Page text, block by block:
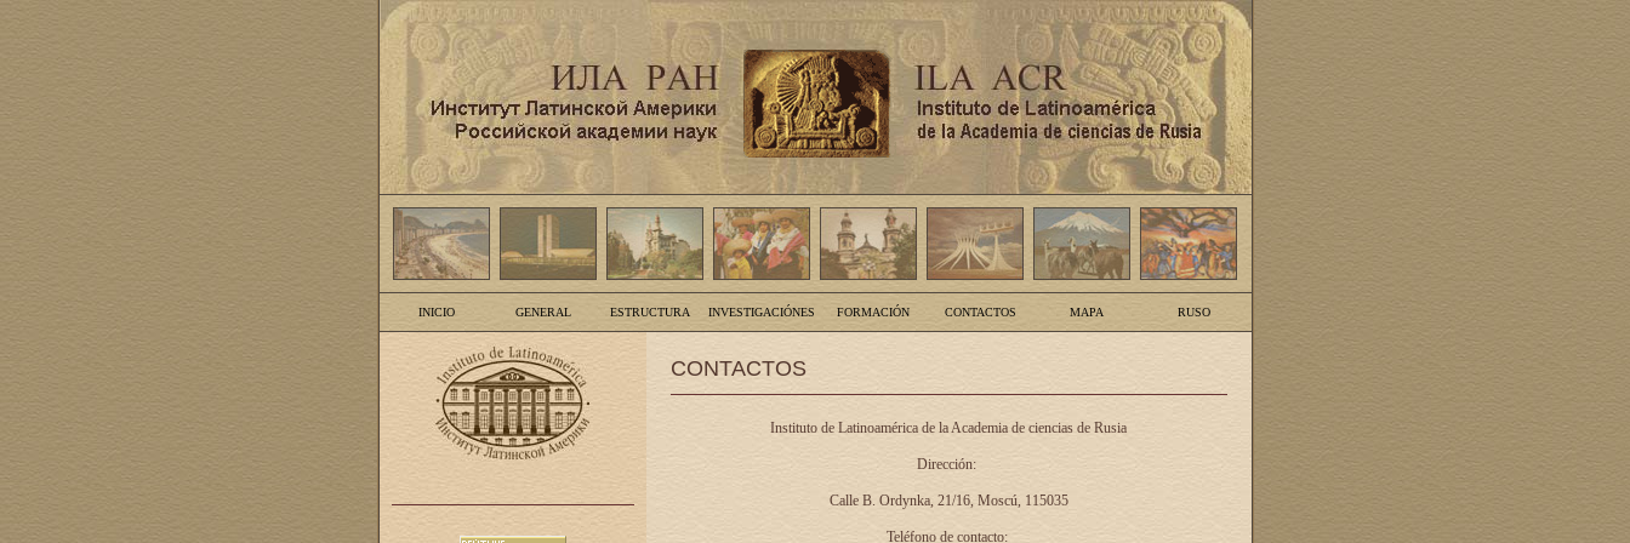
INICIO GENERAL ESTRUCTURA INVESTIGACIÓNES FORMACIÓN CONTACTOS MAPA RUSO
CONTACTOS
Instituto de Latinoamérica de la Academia de ciencias de Rusia
Dirección:
Calle B. Ordynka, 21/16, Moscú, 115035
Teléfono de contacto: